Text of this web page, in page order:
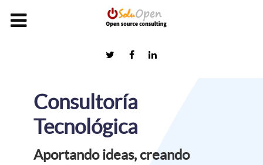
Consultoría
Tecnológica
Aportando ideas, creando